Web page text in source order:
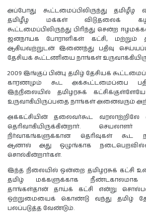
அப்போது கூட்டமைப்பிலிருந்து தமிழீழ
தமிழீழ மக்கள் விடுதலைக்
கூட்டமைப்பிலிருந்து பிரிந்து சென்ற
ஜனநாயக போராளிகள் கட்சி, மற்றும்
ஆகியவற்றுடன் இணைந்து பதிவு
தேசியக் கூட்டணியை நாங்கள்
2009 இங்குப் பின்பு தமிழ் தேசியக்
காரணமும் கூட அக்கூட்டமைப்பை
இந்நிலையில் தமிழரசுக்
உருவாகியிருப்பதை நாங்கள் அனைவரும்
அக்கட்சியின் தலைவர்கூட வரலாற்றிலே
தெரிவாகியிருக்கின்றார்.
நிர்வாகங்களுக்கான தெரிவுகள் கூட
ஆனால் அது ஒழுங்காக
சொல்கின்றார்கள்.
இந்த நிலையில் ஒன்றை தமிழரசுக் கட்சி
தமிழ் மக்களுக்காக நீண்டகாலமாக
தாங்கள்தான் தாய்க் கட்சி என்று
ஒற்றுமையைக் கொண்டு வந்து தமிழ்
பலப்படுத்த வேண்டும்.